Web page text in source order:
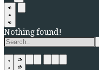
Nothing found!